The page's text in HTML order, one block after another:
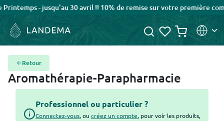
- jusqu'au 30 avril !! 10% de remise sur votre première commande
Retour
Aromathérapie-Parapharmacie
Professionnel ou particulier ?
Connectez-vous, ou créez un compte, pour voir les produits,